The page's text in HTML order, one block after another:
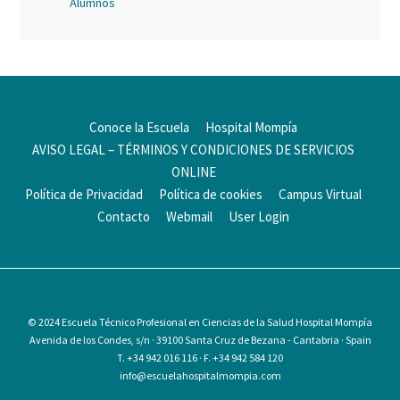
Conoce la Escuela
Hospital Mompía
AVISO LEGAL – TÉRMINOS Y CONDICIONES DE SERVICIOS
ONLINE
Política de Privacidad
Política de cookies
Campus Virtual
Contacto
Webmail User Login
© 2024 Escuela Técnico Profesional en Ciencias de la Salud Hospital Mompía
Avenida de los Condes, s/n · 39100 Santa Cruz de Bezana - Cantabria · Spain
T. +34 942 016 116 · F. +34 942 584 120
info@escuelahospitalmompia.com